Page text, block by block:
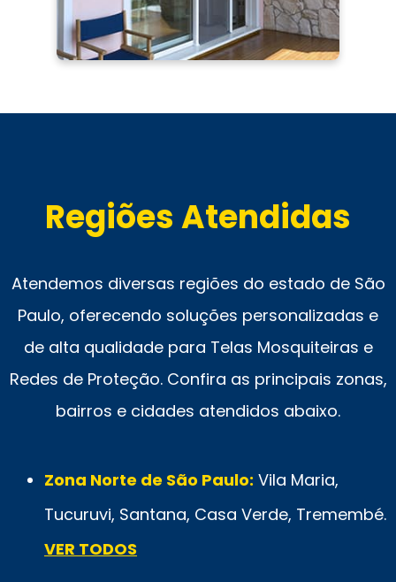
Regiões Atendidas
Atendemos diversas regiões do estado de São
Paulo, oferecendo soluções personalizadas e
de alta qualidade para Telas Mosquiteiras e
Redes de Proteção. Confira as principais zonas,
bairros e cidades atendidos abaixo.
Zona Norte de São Paulo: Vila Maria,
Tucuruvi, Santana, Casa Verde, Tremembé.
VER TODOS